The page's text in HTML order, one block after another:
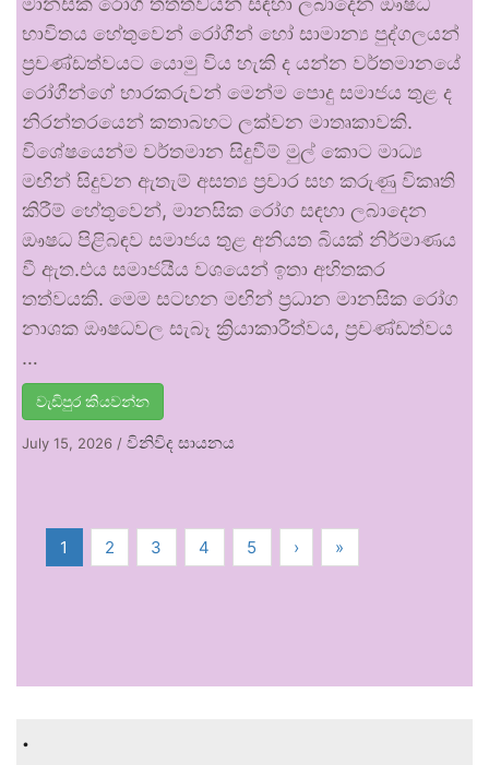
භාවිතය හේතුවෙන් රෝගීන් හෝ සාමාන්‍ය පුද්ගලයන්
ප්‍රචණ්ඩත්වයට යොමු විය හැකි ද යන්න වර්තමානයේ
රෝගීන්ගේ භාරකරුවන් මෙන්ම පොදු සමාජය තුළ ද
නිරන්තරයෙන් කතාබහට ලක්වන මාතෘකාවකි.
විශේෂයෙන්ම වර්තමාන සිදුවීම් මුල් කොට මාධ්‍ය
මඟින් සිදුවන ඇතැම් අසත්‍ය ප්‍රචාර සහ කරුණු විකෘති
කිරීම් හේතුවෙන්, මානසික රෝග සඳහා ලබාදෙන
ඖෂධ පිළිබඳව සමාජය තුළ අනියත බියක් නිර්මාණය
වී ඇත.එය සමාජයීය වශයෙන් ඉතා අහිතකර
තත්වයකි. මෙම සටහන මඟින් ප්‍රධාන මානසික රෝග
නාශක ඖෂධවල සැබෑ ක්‍රියාකාරීත්වය, ප්‍රචණ්ඩත්වය
…
වැඩිපුර කියවන්න
July 15, 2026 / විනිවිද සායනය
1 2 3 4 5 › »
.